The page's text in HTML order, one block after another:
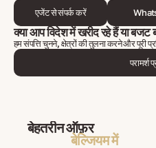
एजेंट से संपर्क करें
क्या आप विदेश में खरीद रहे हैं या बजट
हम संपत्ति चुनने, क्षेत्रों की तुलना करने और पूरी
परामर्श
बेहतरीन ऑफ़र
बेल्जियम में